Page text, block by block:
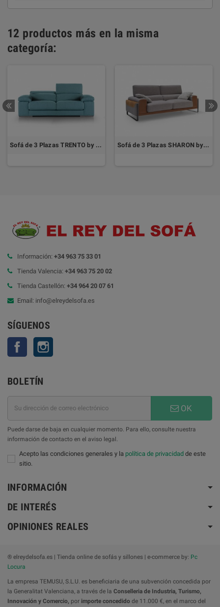
12 productos más en la misma
categoría:
Sofá de 3 Plazas TRENTO by DIVANI Sofá de 3 Plazas SHARON by DIVANI
Información: +34 963 75 33 01
Tienda Valencia: +34 963 75 20 02
Tienda Castellón: +34 964 20 07 61
Email: info@elreydelsofa.es
SÍGUENOS
Facebook
BOLETÍN
OK
Puede darse de baja en cualquier momento. Para ello, consulte nuestra
información de contacto en el aviso legal.
Acepto las condiciones generales y la política de privacidad de este
sitio.
INFORMACIÓN
DE INTERÉS
OPINIONES REALES
® elreydelsofa.es | Tienda online de sofás y sillones | e-commerce by: Pc
Locura
La empresa TEMUSU, S.L.U. es beneficiaria de una subvención concedida por
la Generalitat Valenciana, a través de la Conselleria de Industria, Turismo,
Innovación y Comercio, por importe concedido de 11.000 €, en el marco del